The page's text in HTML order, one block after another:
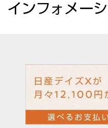
インフォメー